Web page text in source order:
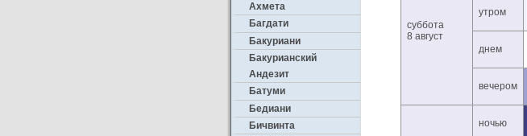
Ахмета
Багдати
Бакуриани
Бакурианский
Андезит
Батуми
Бедиани
Бичвинта
суббота
8 август
утром
днем
вечером
ночью